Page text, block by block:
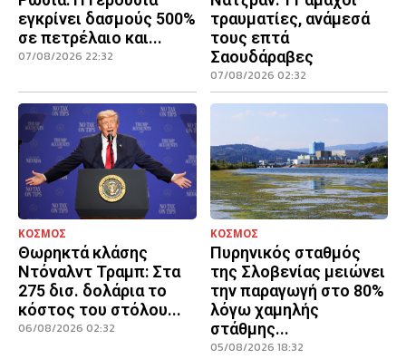
εγκρίνει δασμούς 500%
σε πετρέλαιο και...
07/08/2026 22:32
τραυματίες, ανάμεσά
τους επτά
Σαουδάραβες
07/08/2026 02:32
ΚΟΣΜΟΣ
Θωρηκτά κλάσης
Ντόναλντ Τραμπ: Στα
275 δισ. δολάρια το
κόστος του στόλου...
06/08/2026 02:32
ΚΟΣΜΟΣ
Πυρηνικός σταθμός
της Σλοβενίας μειώνει
την παραγωγή στο 80%
λόγω χαμηλής
στάθμης...
05/08/2026 18:32